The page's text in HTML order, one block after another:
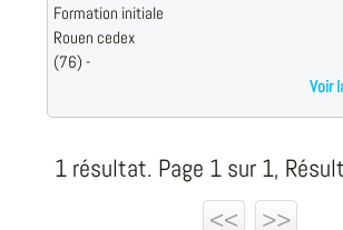
Formation initiale
Rouen cedex
(76) -
Voir
1 résultat. Page 1 sur 1,
<<
>>